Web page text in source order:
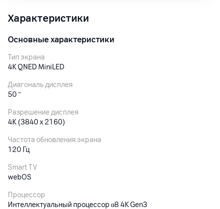
Характеристики
Основные характеристики
Тип экрана
4K QNED MiniLED
Диагональ дисплея
50″
Разрешение дисплея
4K (3840 x 2160)
Частота обновления экрана
120 Гц
Smart TV
webOS
Процессор
Интеллектуальный процессор α8 4K Gen3